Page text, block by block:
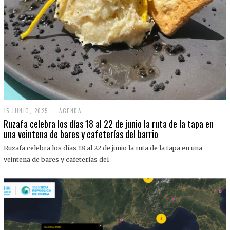
15 JUNIO, 2025
J
U
I
O
0
2
5
AGENDA
Ruzafa celebra los días 18 al 22 de junio la ruta de la tapa en
una veintena de bares y cafeterías del barrio
Ruzafa celebra los días 18 al 22 de junio la ruta de la tapa en una
veintena de bares y cafeterías del